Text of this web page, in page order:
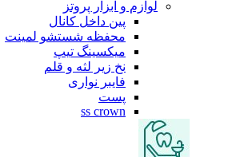
لوازم و ابزار پروتز
پین داخل کانال
محفظه شستشو لمینت
میکسینگ تیپ
نخ زیر لثه و قلم
فایبر نواری
پست
ss crown